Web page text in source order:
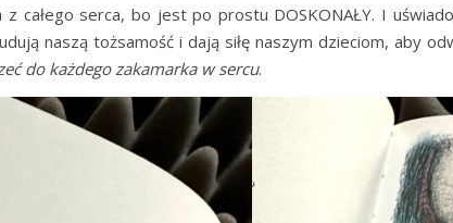
z całego serca, bo jest po prostu DOSKONAŁY. I
naszą tożsamość i dają siłę naszym dzieciom, aby
do każdego zakamarka w sercu.